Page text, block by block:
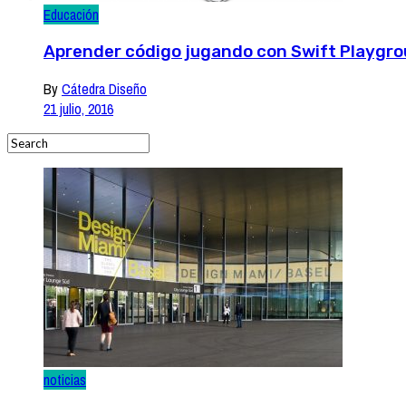
Educación
Aprender código jugando con Swift
ByCátedra Diseño
21 julio, 2016
noticias